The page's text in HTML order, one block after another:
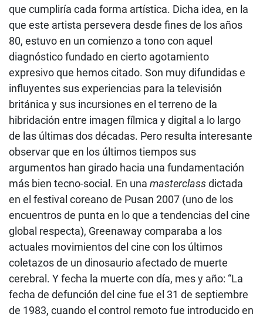
que cumpliría cada forma artística. Dicha idea, en la
que este artista persevera desde fines de los años
80, estuvo en un comienzo a tono con aquel
diagnóstico fundado en cierto agotamiento
expresivo que hemos citado. Son muy difundidas e
influyentes sus experiencias para la televisión
británica y sus incursiones en el terreno de la
hibridación entre imagen fílmica y digital a lo largo
de las últimas dos décadas. Pero resulta interesante
observar que en los últimos tiempos sus
argumentos han girado hacia una fundamentación
más bien tecno-social. En una masterclassdictada
en el festival coreano de Pusan 2007 (uno de los
encuentros de punta en lo que a tendencias del cine
global respecta), Greenaway comparaba a los
actuales movimientos del cine con los últimos
coletazos de un dinosaurio afectado de muerte
cerebral. Y fecha la muerte con día, mes y año: “La
fecha de defunción del cine fue el 31 de septiembre
de 1983, cuando el control remoto fue introducido en